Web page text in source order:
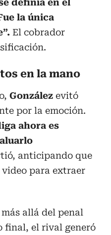
definía en el
la única
El cobrador
en la mano
González evitó
por la emoción.
ahora es
anticipando que
para extraer
allá del penal
final, el rival generó